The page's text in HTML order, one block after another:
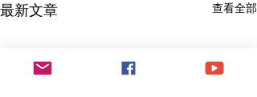
最新文章 查看全部